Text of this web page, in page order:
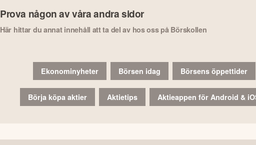
Prova någon av våra andra sidor
Här hittar du annat innehåll att ta del av hos oss på Börskollen
Ekonominyheter Börsen idag Börsens öppettider
Börja köpa aktier Aktietips Aktieappen för Android &